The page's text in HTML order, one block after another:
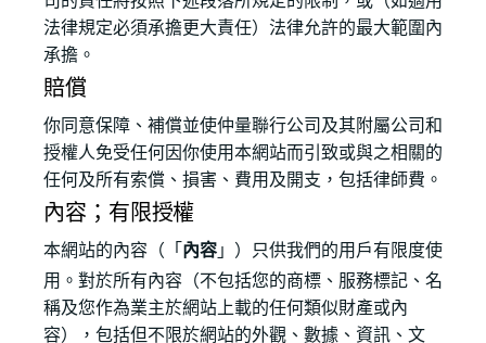
法律規定必須承擔更大責任）法律允許的最大範圍內
承擔。
賠償
你同意保障、補償並使仲量聯行公司及其附屬公司和
授權人免受任何因你使用本網站而引致或與之相關的
任何及所有索償、損害、費用及開支，包括律師費。
內容；有限授權
本網站的內容（「內容」）只供我們的用戶有限度使
用。對於所有內容（不包括您的商標、服務標記、名
稱及您作為業主於網站上載的任何類似財產或內
容），包括但不限於網站的外觀、數據、資訊、文